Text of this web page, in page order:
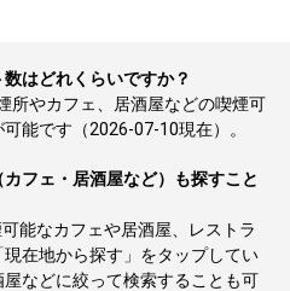
はどれくらいですか？
所やカフェ、居酒屋などの喫煙可
能です（2026-07-10現在）。
フェ・居酒屋など）も探すこと
能なカフェや居酒屋、レストラ
在地から探す」をタップしてい
などに絞って検索することも可